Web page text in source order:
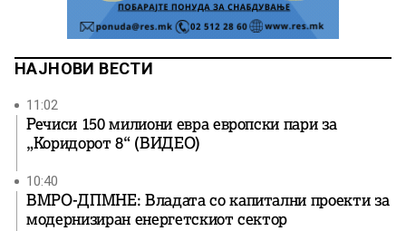
НАЈНОВИ ВЕСТИ
11:02
Речиси 150 милиони евра европски пари за
„Коридорот 8“ (ВИДЕО)
10:40
ВМРО-ДПМНЕ: Владата со капитални проекти за
модернизиран енергетскиот сектор